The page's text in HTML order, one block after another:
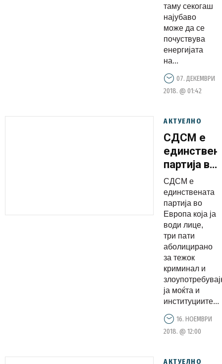
за иднина
и правда,
за
сигурна и
развиена
таму секогаш
најубаво
може да се
почуствува
енергијата
на...
07. ДЕКЕМВРИ
2018. @ 01:42
АКТУЕЛНО
СДСМ е
партија во
Европа
која ја
води лице
три пати
за тежок
криминал,
кое
наредува
политички
прогон
врз
СДСМ е
единствената
партија во
Европа која ја
води лице,
три пати
аболицирано
за тежок
криминал и
ја моќта и
институциите...
16. НОЕМВРИ
2018. @ 12:00
АКТУЕЛНО